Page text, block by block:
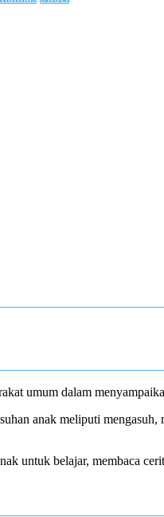
umum dalam
anak meliputi
untuk belajar, membaca